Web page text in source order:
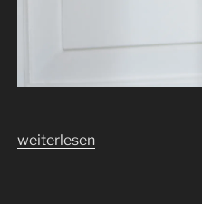
„Hohe
weiterlesen